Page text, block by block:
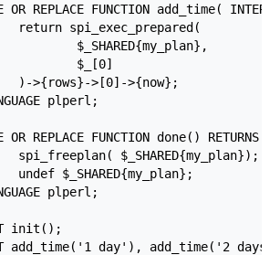
OR REPLACE FUNCTION add_time(
return spi_exec_prepared(
$_SHARED{my_plan},
$_[0]
)->{rows}->[0]->{now};
plperl;
OR REPLACE FUNCTION done() RETURNS
spi_freeplan( $_SHARED{my_plan});
undef $_SHARED{my_plan};
plperl;
init();
add_time('1 day'), add_time('2